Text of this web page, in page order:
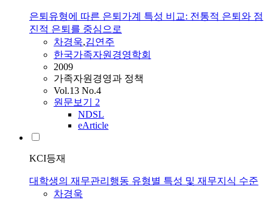
은퇴유형에 따른 은퇴가계 특성 비교: 전통적 은퇴와 점
진적 은퇴를 중심으로
차경욱,김연주
한국가족자원경영학회
2009
가족자원경영과 정책
Vol.13 No.4
원문보기 2
NDSL
eArticle
KCI등재
대학생의 재무관리행동 유형별 특성 및 재무지식 수준
차경욱